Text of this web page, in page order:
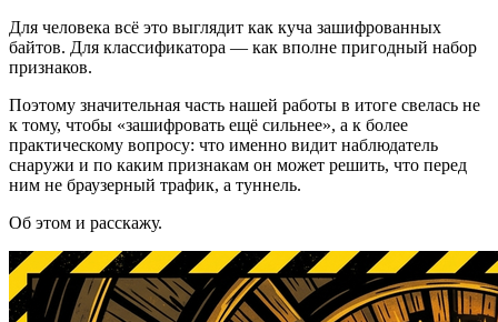
Для человека всё это выглядит как куча зашифрованных
байтов. Для классификатора — как вполне пригодный набор
признаков.
Поэтому значительная часть нашей работы в итоге свелась не
к тому, чтобы «зашифровать ещё сильнее», а к более
практическому вопросу: что именно видит наблюдатель
снаружи и по каким признакам он может решить, что перед
ним не браузерный трафик, а туннель.
Об этом и расскажу.